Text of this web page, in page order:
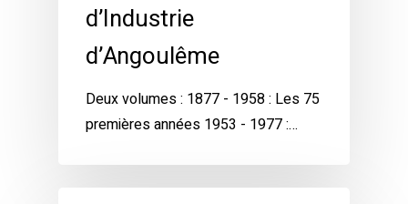
d’Industrie
d’Angoulême
Deux volumes : 1877 - 1958 : Les 75
premières années 1953 - 1977 :…